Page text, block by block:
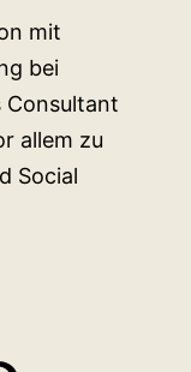
mit
bei
Consultant
allem zu
Social